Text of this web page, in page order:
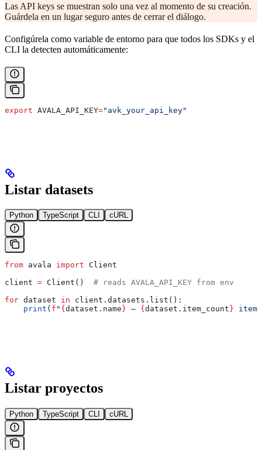
Las API keys se muestran solo una vez al momento de su creación.
Guárdela en un lugar seguro antes de cerrar el diálogo.
Configúrela como variable de entorno para que todos los SDKs y el
CLI la detecten automáticamente:
export AVALA_API_KEY="avk_your_api_key"
Listar datasets
Python TypeScript CLI cURL
from avala import Client
client = Client() # reads AVALA_API_KEY from env
for dataset in client.datasets.list():
    print
( f " { dataset.name } — { dataset.item_count }
Listar proyectos
Python TypeScript CLI cURL